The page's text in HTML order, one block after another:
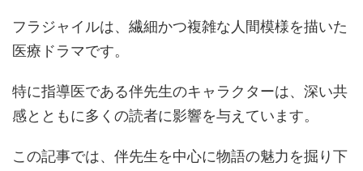
フラジャイルは、繊細かつ複雑な人間模様を描いた
医療ドラマです。
特に指導医である伴先生のキャラクターは、深い共
感とともに多くの読者に影響を与えています。
この記事では、伴先生を中心に物語の魅力を掘り下